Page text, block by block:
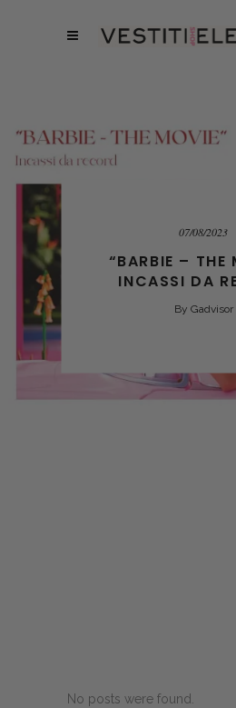
07/08/2023
“BARBIE – THE
INCASSI DA
By Gadvisor
No posts were found.